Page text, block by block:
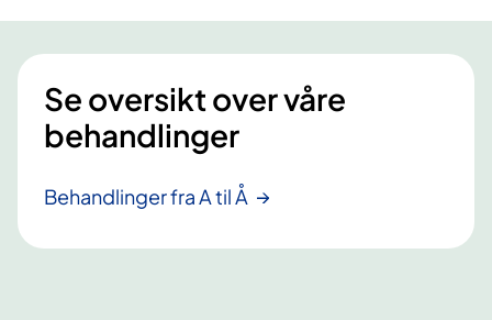
Se oversikt over våre
behandlinger
Behandlinger fra A til Å